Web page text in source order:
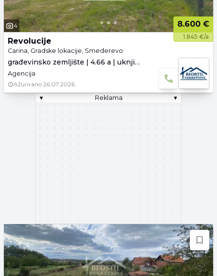
4 8.600 €
1.845 €/a
Revolucije
Carina, Gradske lokacije, Smederevo
građevinsko zemljište | 4.66 a | uknjiženo
Agencija
Ažurirano 26.07.2026.
▾
Reklama ▾